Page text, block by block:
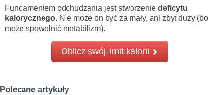
Fundamentem odchudzania jest stworzenie deficytu
kalorycznego. Nie może on być za mały, ani zbyt duży (bo
może spowolnić metabilizm).
Oblicz swój limit kalorii
Polecane artykuły